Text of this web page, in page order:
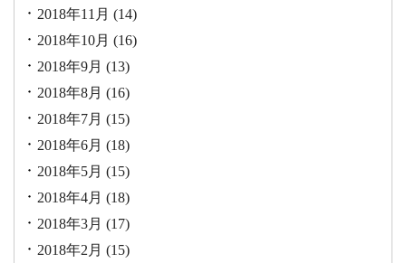
2018年11月 (14)
2018年10月 (16)
2018年9月 (13)
2018年8月 (16)
2018年7月 (15)
2018年6月 (18)
2018年5月 (15)
2018年4月 (18)
2018年3月 (17)
2018年2月 (15)